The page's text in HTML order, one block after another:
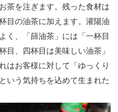
茶を注ぎます。残った食材は
目の油茶に加えます。灌陽油
く、「篩油茶」には「一杯目
目、四杯目は美味しい油茶」
はお客様に対して「ゆっくり
いう気持ちを込めて生まれた